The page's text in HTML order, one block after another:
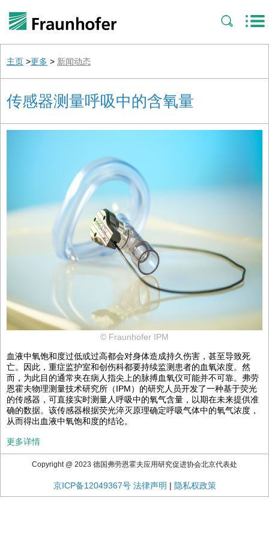
主页 >更多 > 新闻动态
传感器测量呼吸中的含氧量
© Fraunhofer IPM
血液中氧饱和度过低或过高都会对身体造成持久伤害，甚至导致死
亡。因此，重症监护室和创伤科都要持续监测患者的血氧浓度。然
而，为此目的通常夹在病人指尖上的脉搏血氧仪可能并不可靠。弗劳
恩霍夫物理测量技术研究所（IPM）的研究人员开发了一种基于荧光
的传感器，可直接实时测量人呼吸中的氧气含量，以期在未来提供准
确的数据。该传感器根据荧光淬灭原理确定呼吸气体中的氧气浓度，
从而得出血液中氧饱和度的结论。
更多详情
Copyright @ 2023 德国弗劳恩霍夫应用研究促进协会北京代表处
京ICP备12049367号 法律声明 | 隐私权政策